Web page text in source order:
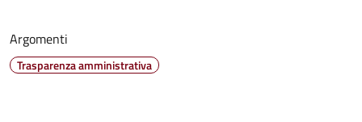
Argomenti
Trasparenza amministrativa